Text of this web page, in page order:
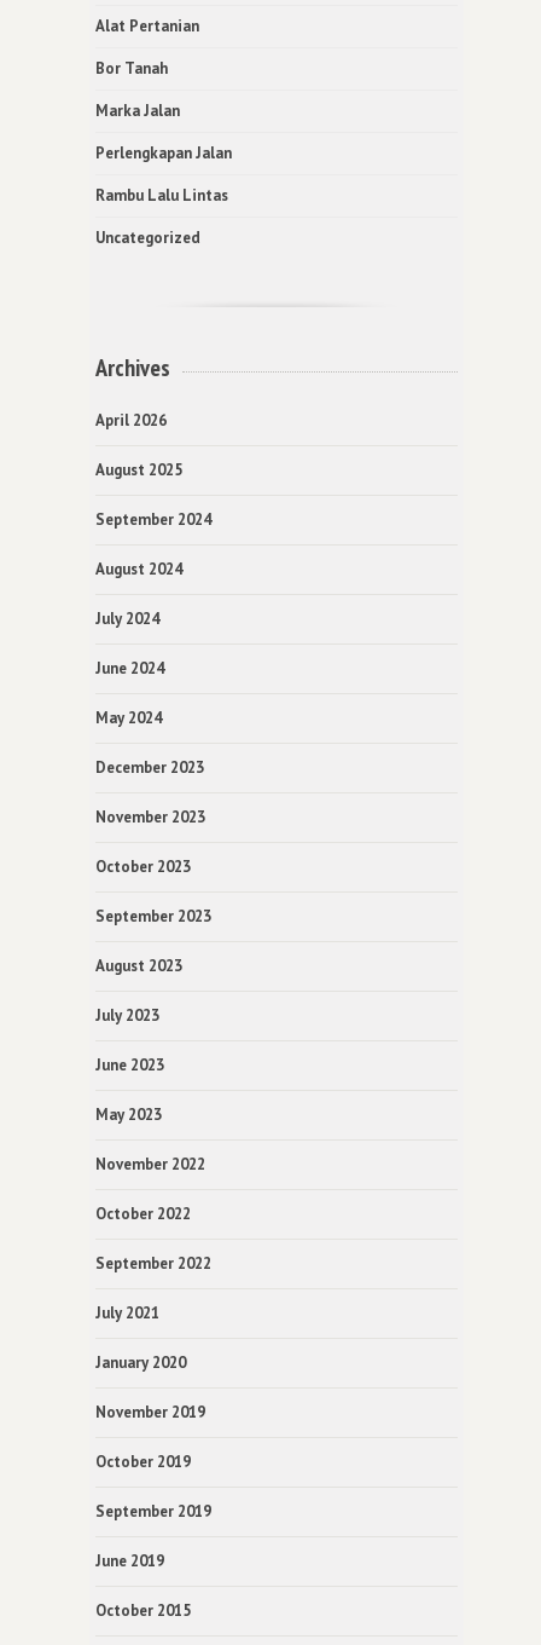
Alat Pertanian
Bor Tanah
Marka Jalan
Perlengkapan Jalan
Rambu Lalu Lintas
Uncategorized
Archives
April 2026
August 2025
September 2024
August 2024
July 2024
June 2024
May 2024
December 2023
November 2023
October 2023
September 2023
August 2023
July 2023
June 2023
May 2023
November 2022
October 2022
September 2022
July 2021
January 2020
November 2019
October 2019
September 2019
June 2019
October 2015